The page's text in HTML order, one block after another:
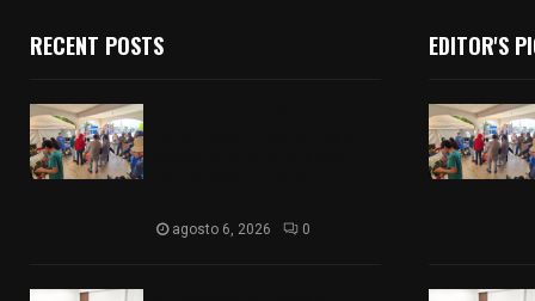
RECENT POSTS
agosto 6, 2026 0
EDITOR'S